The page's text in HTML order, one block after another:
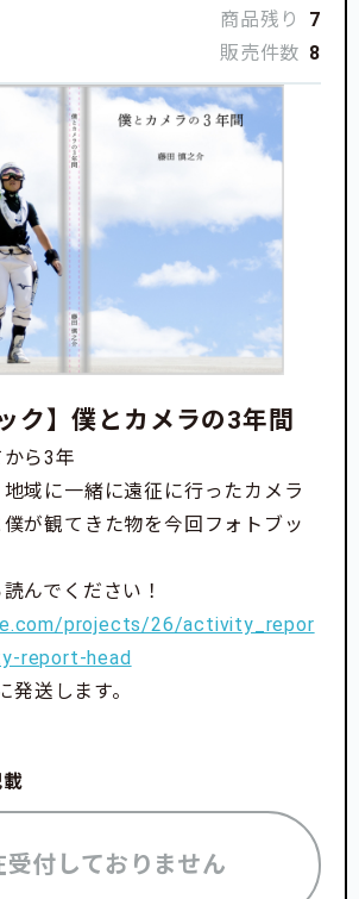
商品残り
7
販売件数 8
ク】僕とカメラの3年間
ら3年
域に一緒に遠征に行ったカメラ
が観てきた物を今回フォトブッ
んでください！
projects/26/activity_repor
report-head
送します。
受付しておりません